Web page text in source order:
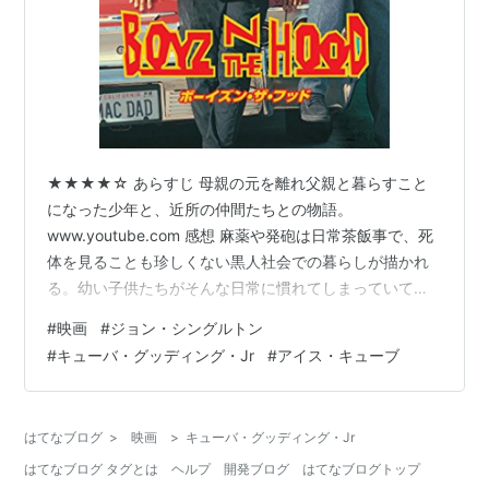
★★★★☆ あらすじ 母親の元を離れ父親と暮らすこと
になった少年と、近所の仲間たちとの物語。
www.youtube.com 感想 麻薬や発砲は日常茶飯事で、死
体を見ることも珍しくない黒人社会での暮らしが描かれ
る。幼い子供たちがそんな日常に慣れてしまっていてる
になった頃には、当然のようにほとんどがギャングにな
ってしまっている事の悲しさ。その間に何があったかは
語られないが、現在の彼らの姿を見れば多くを察してし
人。友人は既に子供がいたりはするのだが、アメフトの
選手として大学から誘われるほどの活躍を見…
#映画 #ジョン・シングルトン
#キューバ・グッディング・Jr #アイス・キューブ
はてなブログ > 映画 > キューバ・グッディング・Jr
はてなブログ タグとは
ヘルプ 開発ブログ はてなブログトップ